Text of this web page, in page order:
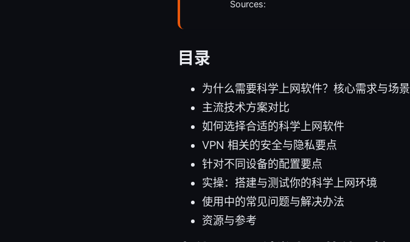
Sources:
目录
为什么需要科学上网软件？核心需求与场景
主流技术方案对比
如何选择合适的科学上网软件
VPN 相关的安全与隐私要点
针对不同设备的配置要点
实操：搭建与测试你的科学上网环境
使用中的常见问题与解决办法
资源与参考